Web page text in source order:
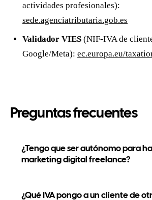
actividades profesionales):
sede.agenciatributaria.gob.es
Validador VIES (NIF-IVA de
Google/Meta): ec.europa.eu/
Preguntas frecuentes
¿Tengo que ser autónomo para
marketing digital freelance?
¿Qué IVA pongo a un cliente de